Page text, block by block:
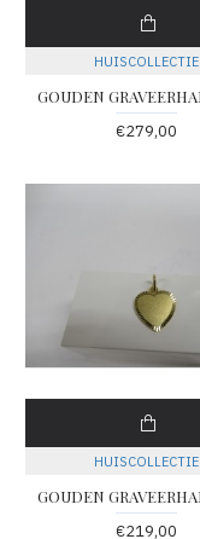
HUISCOLLECTIE
€279,00
HUISCOLLECTIE
€219,00